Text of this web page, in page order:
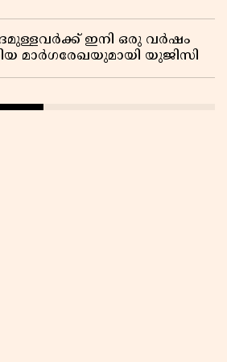
ഇനി ഒരു വർഷം
മാർഗരേഖയുമായി യുജിസി